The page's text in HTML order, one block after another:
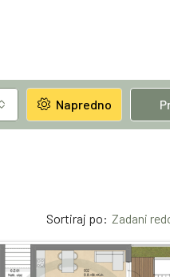
Napredno
Sortiraj po: Zadani